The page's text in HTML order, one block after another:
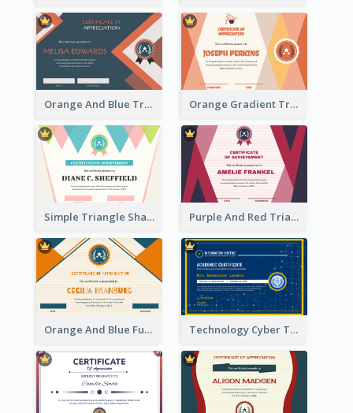
Orange And Blue Triangle Patterns Appreciation Certificate Orange Gradient Triangle Patterns Certificate
Simple Triangle Shapes Appreciation Certificate Purple And Red Triangles Achievement Certificate
Orange And Blue Fun Triangles Certificate Technology Cyber Theme School Certificate Design